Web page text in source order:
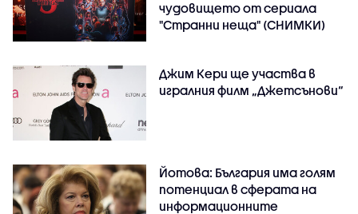
чудовището от сериала
"Странни неща" (СНИМКИ)
Джим Кери ще участва в
игралния филм „Джетсънови“
Йотова: България има голям
потенциал в сферата на
информационните